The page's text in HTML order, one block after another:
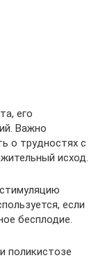
его
Важно
о трудностях с
исход.
если
бесплодие.
поликистозе